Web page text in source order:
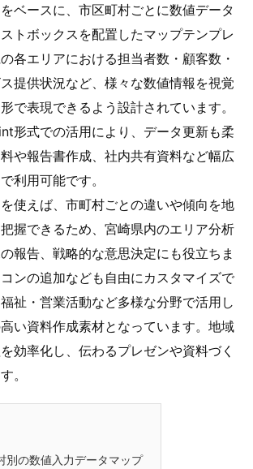
ベースに、市区町村ごとに数値データ
トボックスを配置したマップテンプレ
各エリアにおける担当者数・顧客数・
提供状況など、様々な数値情報を視覚
で表現できるよう設計されています。
形式での活用により、データ更新も柔
や報告書作成、社内共有資料など幅広
利用可能です。
使えば、市町村ごとの違いや傾向を地
握できるため、宮崎県内のエリア分析
報告、戦略的な意思決定にも役立ちま
ンの追加なども自由にカスタマイズで
祉・営業活動など多様な分野で活用し
い資料作成素材となっています。地域
効率化し、伝わるプレゼンや資料づく
。
別の数値入力データマップ